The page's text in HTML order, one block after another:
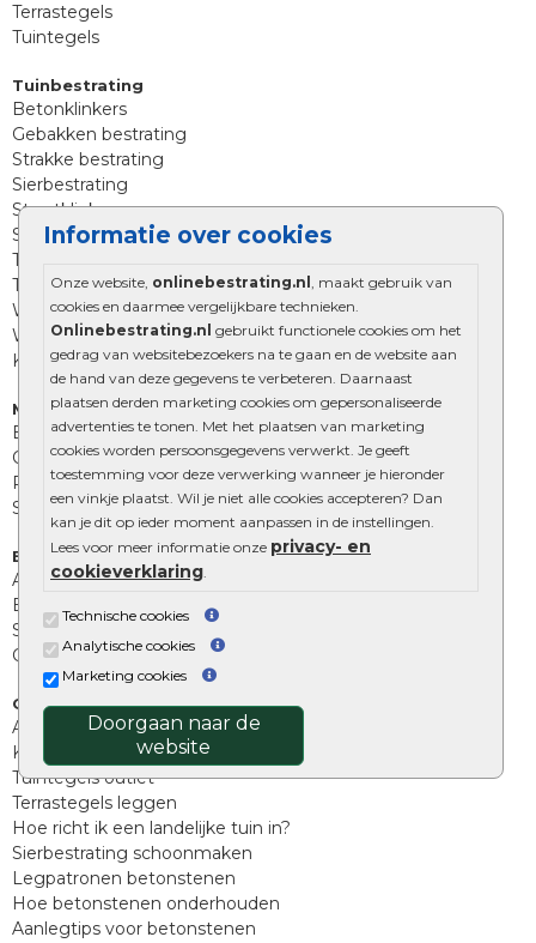
Informatie over cookies
Onze website, onlinebestrating.nl , maakt gebruik van
cookies en daarmee vergelijkbare technieken.
Onlinebestrating.nl gebruikt functionele cookies om het
gedrag van websitebezoekers na te gaan en de website aan
de hand van deze gegevens te verbeteren. Daarnaast
plaatsen derden marketing cookies om gepersonaliseerde
advertenties te tonen. Met het plaatsen van marketing
cookies worden persoonsgegevens verwerkt. Je geeft
toestemming voor deze verwerking wanneer je hieronder
een vinkje plaatst. Wil je niet alle cookies accepteren? Dan
kan je dit op ieder moment aanpassen in de instellingen.
Lees voor meer informatie onze privacy- en
cookieverklaring.
Technische cookies
Analytische cookies
Marketing cookies
Doorgaan naar de
website
Terrastegels
Tuintegels
Tuinbestrating
Betonklinkers
Gebakken bestrating
Strakke bestrating
Sierbestrating
Straatklinkers
Straatstenen
Trommelstenen
Tuinstenen
Waalformaat
Wildverband bestrating
Kingstones
Muurelementen
Betonbielzen
Opsluitbanden
Palissades
Stapelblokken
Extra benodigdheden
Afwatering en diversen
Beplantings en betonelementen
Split, grind en zand
Oprit tegels
Overig
Aanbiedingen
Kunstgras
Tuintegels outlet
Terrastegels leggen
Hoe richt ik een landelijke tuin in?
Sierbestrating schoonmaken
Legpatronen betonstenen
Hoe betonstenen onderhouden
Aanlegtips voor betonstenen